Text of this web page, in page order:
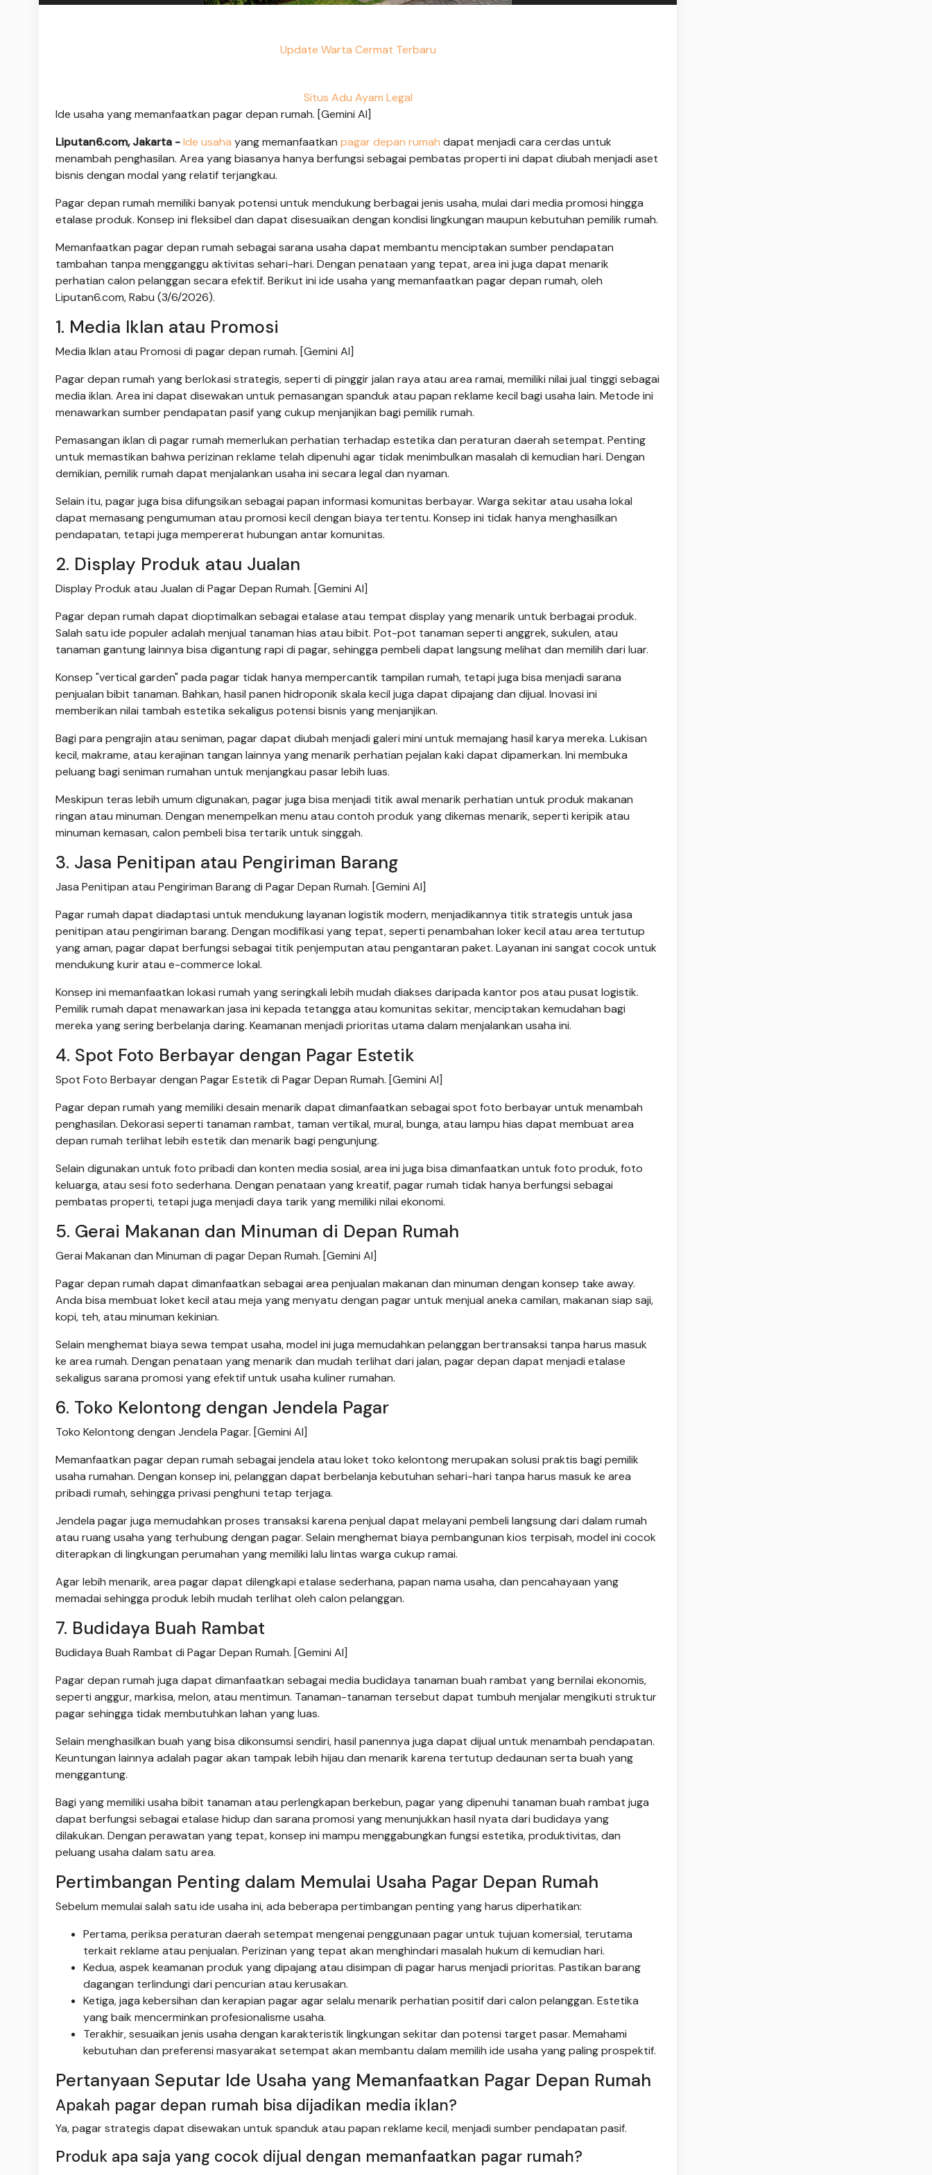
Update Warta Cermat Terbaru
Situs Adu Ayam Legal
Ide usaha yang memanfaatkan pagar depan rumah. [Gemini AI]
Liputan6.com, Jakarta -Ide usaha yang memanfaatkan pagar depan rumah dapat menjadi cara cerdas untuk
menambah penghasilan. Area yang biasanya hanya berfungsi sebagai pembatas properti ini dapat diubah menjadi aset
bisnis dengan modal yang relatif terjangkau.
Pagar depan rumah memiliki banyak potensi untuk mendukung berbagai jenis usaha, mulai dari media promosi hingga
etalase produk. Konsep ini fleksibel dan dapat disesuaikan dengan kondisi lingkungan maupun kebutuhan pemilik rumah.
Memanfaatkan pagar depan rumah sebagai sarana usaha dapat membantu menciptakan sumber pendapatan
tambahan tanpa mengganggu aktivitas sehari-hari. Dengan penataan yang tepat, area ini juga dapat menarik
perhatian calon pelanggan secara efektif. Berikut ini ide usaha yang memanfaatkan pagar depan rumah, oleh
Liputan6.com, Rabu (3/6/2026).
1. Media Iklan atau Promosi
Media Iklan atau Promosi di pagar depan rumah. [Gemini AI]
Pagar depan rumah yang berlokasi strategis, seperti di pinggir jalan raya atau area ramai, memiliki nilai jual tinggi sebagai
media iklan. Area ini dapat disewakan untuk pemasangan spanduk atau papan reklame kecil bagi usaha lain. Metode ini
menawarkan sumber pendapatan pasif yang cukup menjanjikan bagi pemilik rumah.
Pemasangan iklan di pagar rumah memerlukan perhatian terhadap estetika dan peraturan daerah setempat. Penting
untuk memastikan bahwa perizinan reklame telah dipenuhi agar tidak menimbulkan masalah di kemudian hari. Dengan
demikian, pemilik rumah dapat menjalankan usaha ini secara legal dan nyaman.
Selain itu, pagar juga bisa difungsikan sebagai papan informasi komunitas berbayar. Warga sekitar atau usaha lokal
dapat memasang pengumuman atau promosi kecil dengan biaya tertentu. Konsep ini tidak hanya menghasilkan
pendapatan, tetapi juga mempererat hubungan antar komunitas.
2. Display Produk atau Jualan
Display Produk atau Jualan di Pagar Depan Rumah. [Gemini AI]
Pagar depan rumah dapat dioptimalkan sebagai etalase atau tempat display yang menarik untuk berbagai produk.
Salah satu ide populer adalah menjual tanaman hias atau bibit. Pot-pot tanaman seperti anggrek, sukulen, atau
tanaman gantung lainnya bisa digantung rapi di pagar, sehingga pembeli dapat langsung melihat dan memilih dari luar.
Konsep "vertical garden" pada pagar tidak hanya mempercantik tampilan rumah, tetapi juga bisa menjadi sarana
penjualan bibit tanaman. Bahkan, hasil panen hidroponik skala kecil juga dapat dipajang dan dijual. Inovasi ini
memberikan nilai tambah estetika sekaligus potensi bisnis yang menjanjikan.
Bagi para pengrajin atau seniman, pagar dapat diubah menjadi galeri mini untuk memajang hasil karya mereka. Lukisan
kecil, makrame, atau kerajinan tangan lainnya yang menarik perhatian pejalan kaki dapat dipamerkan. Ini membuka
peluang bagi seniman rumahan untuk menjangkau pasar lebih luas.
Meskipun teras lebih umum digunakan, pagar juga bisa menjadi titik awal menarik perhatian untuk produk makanan
ringan atau minuman. Dengan menempelkan menu atau contoh produk yang dikemas menarik, seperti keripik atau
minuman kemasan, calon pembeli bisa tertarik untuk singgah.
3. Jasa Penitipan atau Pengiriman Barang
Jasa Penitipan atau Pengiriman Barang di Pagar Depan Rumah. [Gemini AI]
Pagar rumah dapat diadaptasi untuk mendukung layanan logistik modern, menjadikannya titik strategis untuk jasa
penitipan atau pengiriman barang. Dengan modifikasi yang tepat, seperti penambahan loker kecil atau area tertutup
yang aman, pagar dapat berfungsi sebagai titik penjemputan atau pengantaran paket. Layanan ini sangat cocok untuk
mendukung kurir atau e-commerce lokal.
Konsep ini memanfaatkan lokasi rumah yang seringkali lebih mudah diakses daripada kantor pos atau pusat logistik.
Pemilik rumah dapat menawarkan jasa ini kepada tetangga atau komunitas sekitar, menciptakan kemudahan bagi
mereka yang sering berbelanja daring. Keamanan menjadi prioritas utama dalam menjalankan usaha ini.
4. Spot Foto Berbayar dengan Pagar Estetik
Spot Foto Berbayar dengan Pagar Estetik di Pagar Depan Rumah. [Gemini AI]
Pagar depan rumah yang memiliki desain menarik dapat dimanfaatkan sebagai spot foto berbayar untuk menambah
penghasilan. Dekorasi seperti tanaman rambat, taman vertikal, mural, bunga, atau lampu hias dapat membuat area
depan rumah terlihat lebih estetik dan menarik bagi pengunjung.
Selain digunakan untuk foto pribadi dan konten media sosial, area ini juga bisa dimanfaatkan untuk foto produk, foto
keluarga, atau sesi foto sederhana. Dengan penataan yang kreatif, pagar rumah tidak hanya berfungsi sebagai
pembatas properti, tetapi juga menjadi daya tarik yang memiliki nilai ekonomi.
5. Gerai Makanan dan Minuman di Depan Rumah
Gerai Makanan dan Minuman di pagar Depan Rumah. [Gemini AI]
Pagar depan rumah dapat dimanfaatkan sebagai area penjualan makanan dan minuman dengan konsep take away.
Anda bisa membuat loket kecil atau meja yang menyatu dengan pagar untuk menjual aneka camilan, makanan siap saji,
kopi, teh, atau minuman kekinian.
Selain menghemat biaya sewa tempat usaha, model ini juga memudahkan pelanggan bertransaksi tanpa harus masuk
ke area rumah. Dengan penataan yang menarik dan mudah terlihat dari jalan, pagar depan dapat menjadi etalase
sekaligus sarana promosi yang efektif untuk usaha kuliner rumahan.
6. Toko Kelontong dengan Jendela Pagar
Toko Kelontong dengan Jendela Pagar. [Gemini AI]
Memanfaatkan pagar depan rumah sebagai jendela atau loket toko kelontong merupakan solusi praktis bagi pemilik
usaha rumahan. Dengan konsep ini, pelanggan dapat berbelanja kebutuhan sehari-hari tanpa harus masuk ke area
pribadi rumah, sehingga privasi penghuni tetap terjaga.
Jendela pagar juga memudahkan proses transaksi karena penjual dapat melayani pembeli langsung dari dalam rumah
atau ruang usaha yang terhubung dengan pagar. Selain menghemat biaya pembangunan kios terpisah, model ini cocok
diterapkan di lingkungan perumahan yang memiliki lalu lintas warga cukup ramai.
Agar lebih menarik, area pagar dapat dilengkapi etalase sederhana, papan nama usaha, dan pencahayaan yang
memadai sehingga produk lebih mudah terlihat oleh calon pelanggan.
7. Budidaya Buah Rambat
Budidaya Buah Rambat di Pagar Depan Rumah. [Gemini AI]
Pagar depan rumah juga dapat dimanfaatkan sebagai media budidaya tanaman buah rambat yang bernilai ekonomis,
seperti anggur, markisa, melon, atau mentimun. Tanaman-tanaman tersebut dapat tumbuh menjalar mengikuti struktur
pagar sehingga tidak membutuhkan lahan yang luas.
Selain menghasilkan buah yang bisa dikonsumsi sendiri, hasil panennya juga dapat dijual untuk menambah pendapatan.
Keuntungan lainnya adalah pagar akan tampak lebih hijau dan menarik karena tertutup dedaunan serta buah yang
menggantung.
Bagi yang memiliki usaha bibit tanaman atau perlengkapan berkebun, pagar yang dipenuhi tanaman buah rambat juga
dapat berfungsi sebagai etalase hidup dan sarana promosi yang menunjukkan hasil nyata dari budidaya yang
dilakukan. Dengan perawatan yang tepat, konsep ini mampu menggabungkan fungsi estetika, produktivitas, dan
peluang usaha dalam satu area.
Pertimbangan Penting dalam Memulai Usaha Pagar Depan Rumah
Sebelum memulai salah satu ide usaha ini, ada beberapa pertimbangan penting yang harus diperhatikan:
Pertama, periksa peraturan daerah setempat mengenai penggunaan pagar untuk tujuan komersial, terutama
terkait reklame atau penjualan. Perizinan yang tepat akan menghindari masalah hukum di kemudian hari.
Kedua, aspek keamanan produk yang dipajang atau disimpan di pagar harus menjadi prioritas. Pastikan barang
dagangan terlindungi dari pencurian atau kerusakan.
Ketiga, jaga kebersihan dan kerapian pagar agar selalu menarik perhatian positif dari calon pelanggan. Estetika
yang baik mencerminkan profesionalisme usaha.
Terakhir, sesuaikan jenis usaha dengan karakteristik lingkungan sekitar dan potensi target pasar. Memahami
kebutuhan dan preferensi masyarakat setempat akan membantu dalam memilih ide usaha yang paling prospektif.
Pertanyaan Seputar Ide Usaha yang Memanfaatkan Pagar Depan Rumah
Apakah pagar depan rumah bisa dijadikan media iklan?
Ya, pagar strategis dapat disewakan untuk spanduk atau papan reklame kecil, menjadi sumber pendapatan pasif.
Produk apa saja yang cocok dijual dengan memanfaatkan pagar rumah?